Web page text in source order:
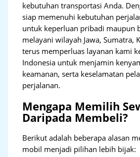
kebutuhan transportasi Anda.
siap memenuhi kebutuhan
untuk keperluan pribadi maupun
melayani wilayah Jawa, Sumatra,
terus memperluas layanan kami
Indonesia untuk menjamin
keamanan, serta keselamatan
perjalanan.
Mengapa Memilih
Daripada Membeli?
Berikut adalah beberapa alasan
mobil menjadi pilihan lebih bijak: